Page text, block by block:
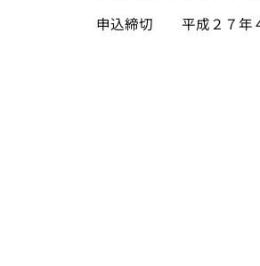
申込締切 平成２７年４